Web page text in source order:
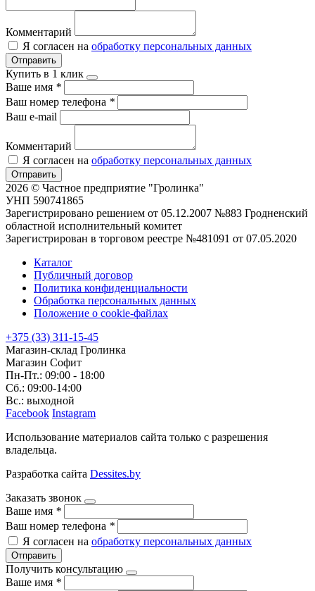
Комментарий
Я согласен на обработку персональных данных
Отправить
Купить в 1 клик
Ваше имя *
Ваш номер телефона *
Ваш e-mail
Комментарий
Я согласен на обработку персональных данных
Отправить
2026 © Частное предприятие "Гролинка"
УНП 590741865
Зарегистрировано решением от 05.12.2007 №883 Гродненский
областной исполнительный комитет
Зарегистрирован в торговом реестре №481091 от 07.05.2020
Каталог
Публичный договор
Политика конфиденциальности
Обработка персональных данных
Положение о cookie-файлах
+375 (33) 311-15-45
Магазин-склад Гролинка
Магазин Софит
Пн-Пт.: 09:00 - 18:00
Сб.: 09:00-14:00
Вс.: выходной
Facebook Instagram
Использование материалов сайта только с разрешения
владельца.
Разработка сайта Dessites.by
Заказать звонок
Ваше имя *
Ваш номер телефона *
Я согласен на обработку персональных данных
Отправить
Получить консультацию
Ваше имя *